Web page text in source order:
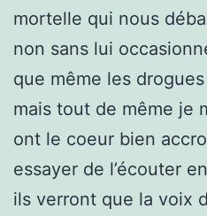
mortelle qui nous
non sans lui
que même les
mais tout de même je
ont le coeur bien
essayer de l’écouter
ils verront que la voix